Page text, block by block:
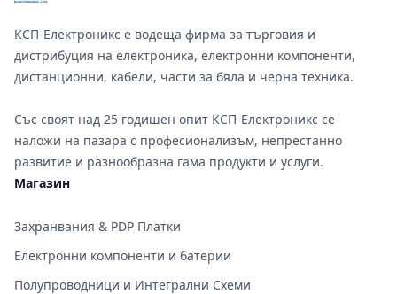
15,7mm
&#x43D;&#x430;
&#x440;&#x435;&#x437;&#x431;&#x430;&#x442;&#x430;:
10,9mm ;
КСП-Електроникс е водеща фирма за търговия и
дистрибуция на електроника, електронни компоненти,
дистанционни, кабели, части за бяла и черна техника.
Със своят над 25 годишен опит КСП-Електроникс се
наложи на пазара с професионализъм, непрестанно
развитие и разнообразна гама продукти и услуги.
Магазин
Захранвания & PDP Платки
Електронни компоненти и батерии
Полупроводници и Интегрални Схеми